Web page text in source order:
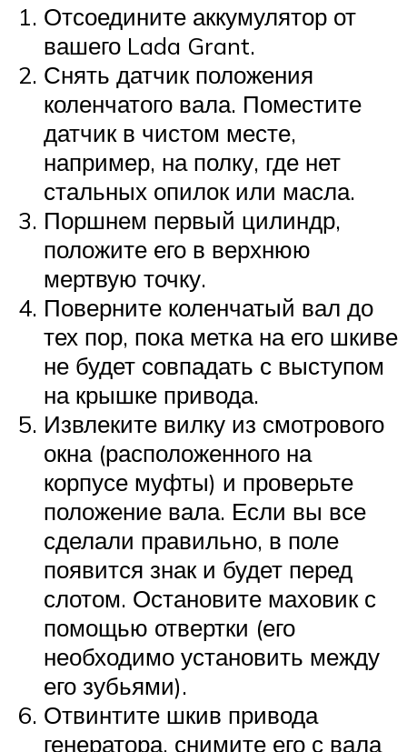
Отсоедините аккумулятор от
вашего Lada Grant.
Снять датчик положения
коленчатого вала. Поместите
датчик в чистом месте,
например, на полку, где нет
стальных опилок или масла.
Поршнем первый цилиндр,
положите его в верхнюю
мертвую точку.
Поверните коленчатый вал до
тех пор, пока метка на его шкиве
не будет совпадать с выступом
на крышке привода.
Извлеките вилку из смотрового
окна (расположенного на
корпусе муфты) и проверьте
положение вала. Если вы все
сделали правильно, в поле
появится знак и будет перед
слотом. Остановите маховик с
помощью отвертки (его
необходимо установить между
его зубьями).
Отвинтите шкив привода
генератора, снимите его с вала